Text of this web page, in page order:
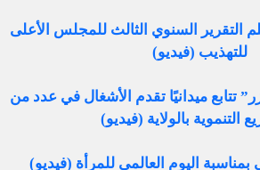
التقرير السنوي الثالث للمجلس الأعلى
للتهذيب (فيديو)
تتابع ميدانيًا تقدم الأشغال في عدد من
التنموية بالولاية (فيديو)
بمناسبة اليوم العالمي للمرأة (فيديو)